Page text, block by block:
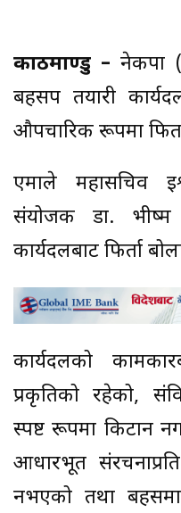
काठमाण्डु – नेकपा
बहसपत्र तयारी
औपचारिक रूपमा
एमाले महासचिव
संयोजक डा. भीष्म
कार्यदलबाट फिर्ता
कार्यदलको
प्रकृतिको रहेको,
स्पष्ट रूपमा किटान
आधारभूत
नभएको तथा